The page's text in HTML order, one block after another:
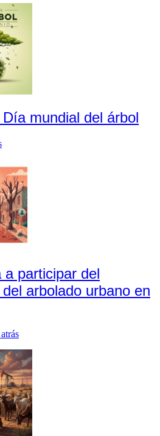
mundial del árbol
a participar del
arbolado urbano en